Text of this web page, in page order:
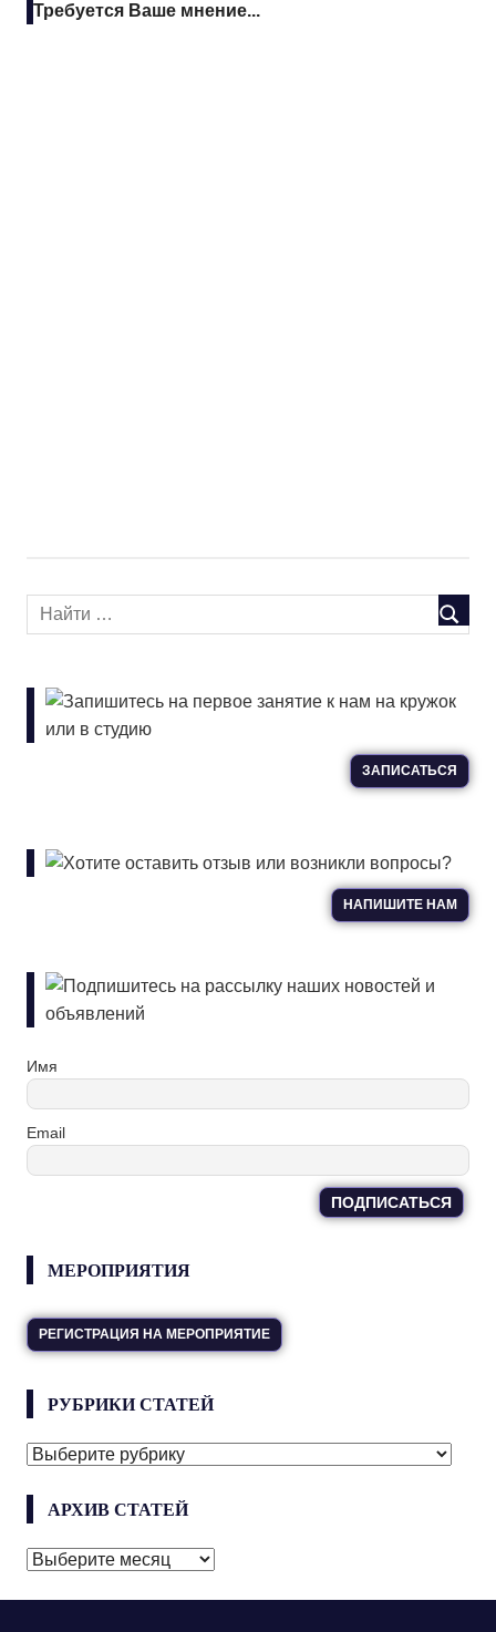
Требуется Ваше мнение...
Запишитесь на первое занятие к нам на кружок
или в студию
ЗАПИСАТЬСЯ
Хотите оставить отзыв или возникли вопросы?
НАПИШИТЕ НАМ
Подпишитесь на рассылку наших новостей и
объявлений
Имя
Email
МЕРОПРИЯТИЯ
РЕГИСТРАЦИЯ НА МЕРОПРИЯТИЕ
РУБРИКИ СТАТЕЙ
РУБРИКИ
АРХИВ СТАТЕЙ
АРХИВ